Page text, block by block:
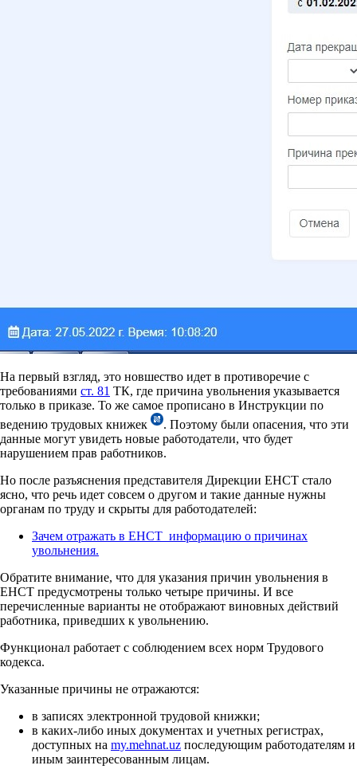
На первый взгляд, это новшество идет в противоречие с
требованиями ст. 81 ТК, где причина увольнения указывается
только в приказе. То же самое прописано в Инструкции по
ведению трудовых книжек
. Поэтому были опасения, что эти
данные могут увидеть новые работодатели, что будет
нарушением прав работников.
Но после разъяснения представителя Дирекции ЕНСТ стало
ясно, что речь идет совсем о другом и такие данные нужны
органам по труду и скрыты для работодателей:
Зачем отражать в ЕНСТ информацию о причинах
увольнения.
Обратите внимание, что для указания причин увольнения в
ЕНСТ предусмотрены только четыре причины. И все
перечисленные варианты не отображают виновных действий
работника, приведших к увольнению.
Функционал работает с соблюдением всех норм Трудового
кодекса.
Указанные причины не отражаются:
в записях электронной трудовой книжки;
в каких-либо иных документах и учетных регистрах,
доступных на my.mehnat.uz последующим работодателям и
иным заинтересованным лицам.